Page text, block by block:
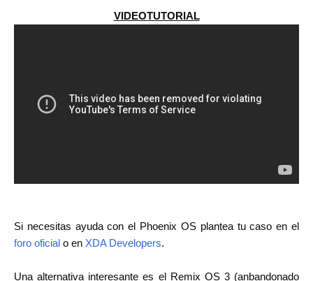
VIDEOTUTORIAL
Si necesitas ayuda con el Phoenix OS plantea tu caso en el
foro oficial o en XDA Developers.
Una alternativa interesante es el Remix OS 3 (anbandonado